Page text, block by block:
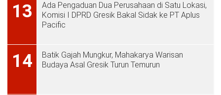
13
Ada Pengaduan Dua Perusahaan di Satu Lokasi,
Komisi I DPRD Gresik Bakal Sidak ke PT Aplus
Pacific
14
Batik Gajah Mungkur, Mahakarya Warisan
Budaya Asal Gresik Turun Temurun